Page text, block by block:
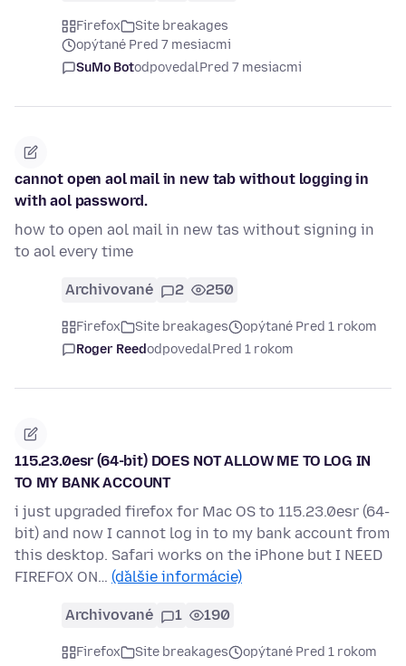
Firefox
Site breakages
opýtané Pred 7 mesiacmi
SuMo BotodpovedalPred 7 mesiacmi
cannot open aol mail in new tab without logging in
with aol password.
how to open aol mail in new tas without signing in
to aol every time
Archivované 2 250
Firefox Site breakages
opýtané Pred 1 rokom
Roger ReedodpovedalPred 1 rokom
115.23.0esr (64-bit) DOES NOT ALLOW ME TO LOG IN
TO MY BANK ACCOUNT
i just upgraded firefox for Mac OS to 115.23.0esr (64-
bit) and now I cannot log in to my bank account from
this desktop. Safari works on the iPhone but I NEED
FIREFOX ON… (ďalšie informácie)
Archivované 1 190
Firefox Site breakages
opýtané Pred 1 rokom